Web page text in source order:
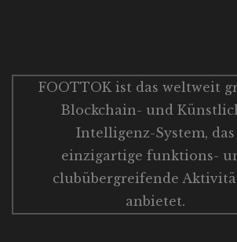
FOOTTOK ist das weltweit
Blockchain- und
Intelligenz-System, das
einzigartige funktions-
clubübergreifende
anbietet.